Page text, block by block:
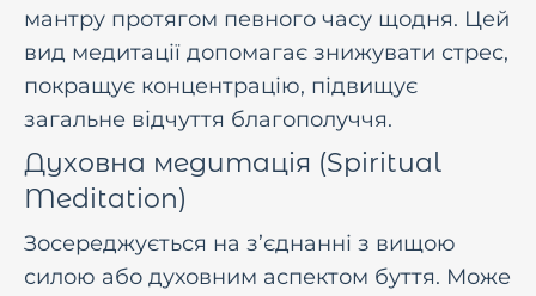
мантру протягом певного часу щодня. Цей
вид медитації допомагає знижувати стрес,
покращує концентрацію, підвищує
загальне відчуття благополуччя.
Духовна медитація (Spiritual
Meditation)
Зосереджується на з’єднанні з вищою
силою або духовним аспектом буття. Може